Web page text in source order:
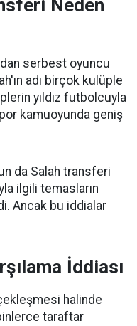
Neden
serbest oyuncu
adı birçok kulüple
yıldız futbolcuyla
kamuoyunda geniş
da Salah transferi
ilgili temasların
Ancak bu iddialar
İddiası
halinde
taraftar